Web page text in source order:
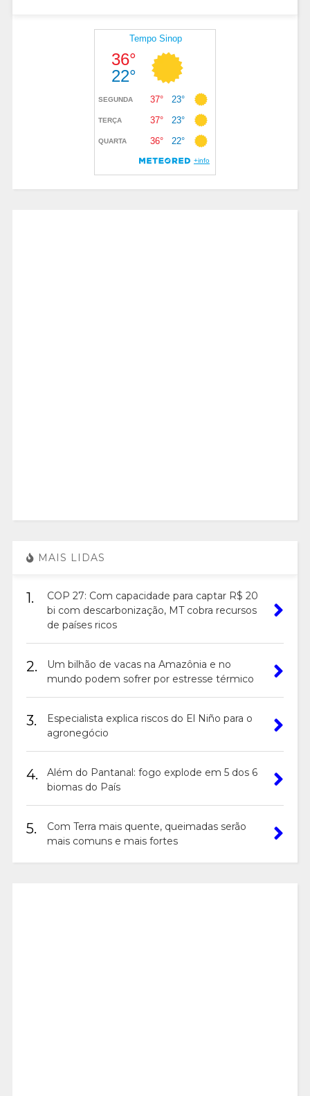
MAIS LIDAS
1.
COP 27: Com capacidade para captar R$ 20
bi com descarbonização, MT cobra recursos
de países ricos
2.
Um bilhão de vacas na Amazônia e no
mundo podem sofrer por estresse térmico
3.
Especialista explica riscos do El Niño para o
agronegócio
4.
Além do Pantanal: fogo explode em 5 dos 6
biomas do País
5.
Com Terra mais quente, queimadas serão
mais comuns e mais fortes